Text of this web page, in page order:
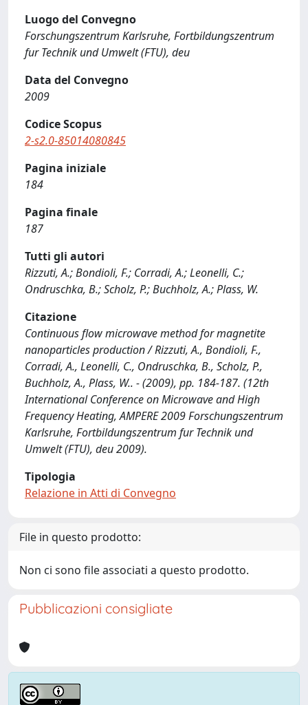
Luogo del Convegno
Forschungszentrum Karlsruhe, Fortbildungszentrum
fur Technik und Umwelt (FTU), deu
Data del Convegno
2009
Codice Scopus
2-s2.0-85014080845
Pagina iniziale
184
Pagina finale
187
Tutti gli autori
Rizzuti, A.; Bondioli, F.; Corradi, A.; Leonelli, C.;
Ondruschka, B.; Scholz, P.; Buchholz, A.; Plass, W.
Citazione
Continuous flow microwave method for magnetite
nanoparticles production / Rizzuti, A., Bondioli, F.,
Corradi, A., Leonelli, C., Ondruschka, B., Scholz, P.,
Buchholz, A., Plass, W.. - (2009), pp. 184-187. (12th
International Conference on Microwave and High
Frequency Heating, AMPERE 2009 Forschungszentrum
Karlsruhe, Fortbildungszentrum fur Technik und
Umwelt (FTU), deu 2009).
Tipologia
Relazione in Atti di Convegno
File in questo prodotto:
Non ci sono file associati a questo prodotto.
Pubblicazioni consigliate